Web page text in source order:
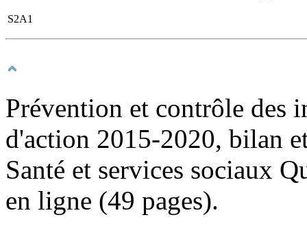
S2A1
Prévention et contrôle des
d'action 2015-2020, bilan
Santé et services sociaux
en ligne (49 pages).